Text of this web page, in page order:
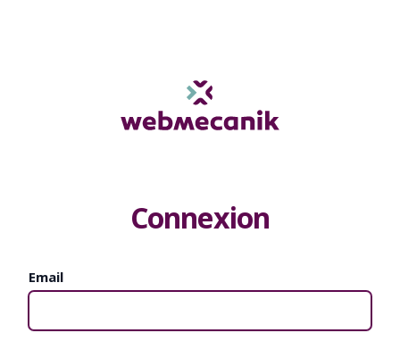
Connexion
Email